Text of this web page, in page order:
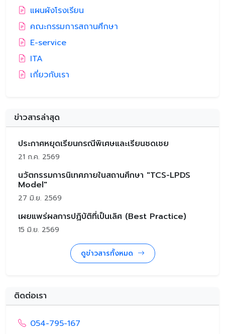
แผนผังโรงเรียน
คณะกรรมการสถานศึกษา
E-service
ITA
เกี่ยวกับเรา
ข่าวสารล่าสุด
ประกาศหยุดเรียนกรณีพิเศษและเรียนชดเชย
21 ก.ค. 2569
นวัตกรรมการนิเทศภายในสถานศึกษา "TCS-LPDS
Model"
27 มิ.ย. 2569
เผยแพร่ผลการปฏิบัติที่เป็นเลิศ (Best Practice)
15 มิ.ย. 2569
ดูข่าวสารทั้งหมด
ติดต่อเรา
054-795-167